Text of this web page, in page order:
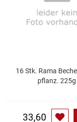
Spirituosen
16 Stk. Rama
pflanz. 225g
33,60